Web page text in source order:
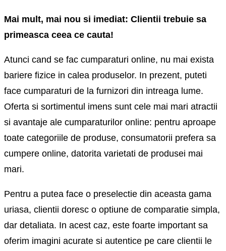
Mai mult, mai nou si imediat: Clientii trebuie sa
primeasca ceea ce cauta!
Atunci cand se fac cumparaturi online, nu mai exista
bariere fizice in calea produselor. In prezent, puteti
face cumparaturi de la furnizori din intreaga lume.
Oferta si sortimentul imens sunt cele mai mari atractii
si avantaje ale cumparaturilor online: pentru aproape
toate categoriile de produse, consumatorii prefera sa
cumpere online, datorita varietati de produsei mai
mari.
Pentru a putea face o preselectie din aceasta gama
uriasa, clientii doresc o optiune de comparatie simpla,
dar detaliata. In acest caz, este foarte important sa
oferim imagini acurate si autentice pe care clientii le